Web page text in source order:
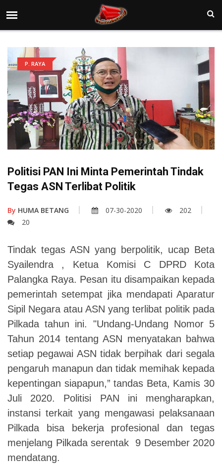
P. RAYA
Politisi PAN Ini Minta Pemerintah Tindak
Tegas ASN Terlibat Politik
By HUMA BETANG 07-30-2020
202
20
Tindak tegas ASN yang berpolitik, ucap Beta
Syailendra , Ketua Komisi C DPRD Kota
Palangka Raya. Pesan itu disampaikan kepada
pemerintah setempat jika mendapati Aparatur
Sipil Negara atau ASN yang terlibat politik pada
Pilkada tahun ini. "Undang-Undang Nomor 5
Tahun 2014 tentang ASN menyatakan bahwa
setiap pegawai ASN tidak berpihak dari segala
pengaruh manapun dan tidak memihak kepada
kepentingan siapapun,” tandas Beta, Kamis 30
Juli 2020. Politisi PAN ini mengharapkan,
instansi terkait yang mengawasi pelaksanaan
Pilkada bisa bekerja profesional dan tegas
menjelang Pilkada serentak 9 Desember 2020
mendatang.